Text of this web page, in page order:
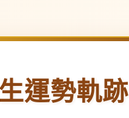
運勢軌跡